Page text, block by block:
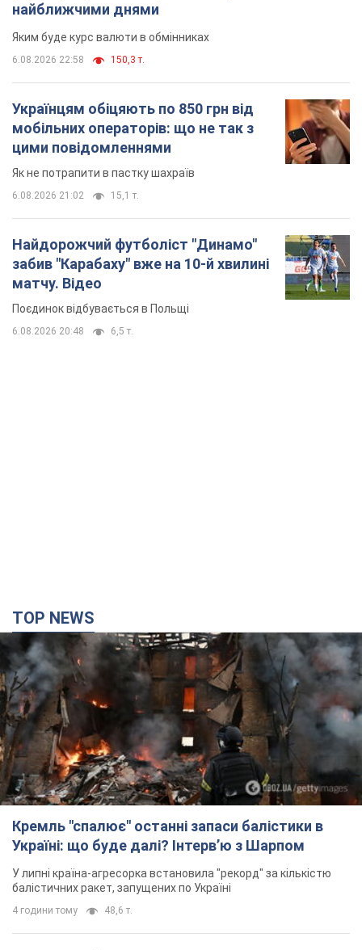
найближчими днями
Яким буде курс валюти в обмінниках
6.08.2026 22:58 150,3 т.
Українцям обіцяють по 850 грн від
мобільних операторів: що не так з
цими повідомленнями
Як не потрапити в пастку шахраїв
6.08.2026 21:02 15,1 т.
Найдорожчий футболіст "Динамо"
забив "Карабаху" вже на 10-й хвилині
матчу. Відео
Поєдинок відбувається в Польщі
6.08.2026 20:48 6,5 т.
TOP NEWS
Кремль "спалює" останні запаси балістики в
Україні: що буде далі? Інтерв’ю з Шарпом
У липні країна-агресорка встановила "рекорд" за кількістю
балістичних ракет, запущених по Україні
4 години тому 48,6 т.